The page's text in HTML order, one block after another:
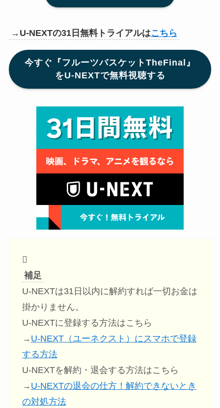
→U-NEXTの31日無料トライアルはこちら
今すぐ『フルーツバスケットTheFinal』
をU-NEXTで無料視聴する
補足
U-NEXTは31日以内に解約すれば一切お金は
掛かりません。
U-NEXTに登録する方法はこちら
→ U-NEXT（ユーネクスト）にスマホで登録
する方法
U-NEXTを解約・退会する方法はこちら
→ U-NEXTの退会の仕方！解約できないとき
の対処方法